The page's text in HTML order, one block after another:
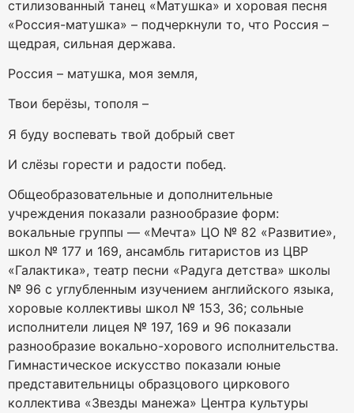
стилизованный танец «Матушка» и хоровая песня
«Россия-матушка» – подчеркнули то, что Россия –
щедрая, сильная держава.
Россия – матушка, моя земля,
Твои берёзы, тополя –
Я буду воспевать твой добрый свет
И слёзы горести и радости побед.
Общеобразовательные и дополнительные
учреждения показали разнообразие форм:
вокальные группы — «Мечта» ЦО № 82 «Развитие»,
школ № 177 и 169, ансамбль гитаристов из ЦВР
«Галактика», театр песни «Радуга детства» школы
№ 96 с углубленным изучением английского языка,
хоровые коллективы школ № 153, 36; сольные
исполнители лицея № 197, 169 и 96 показали
разнообразие вокально-хорового исполнительства.
Гимнастическое искусство показали юные
представительницы образцового циркового
коллектива «Звезды манежа» Центра культуры